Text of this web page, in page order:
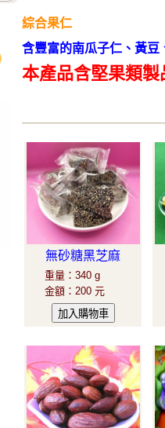
綜合果仁
含豐富的南瓜子仁、黃豆
本產品含堅果類
無砂糖黑芝麻
重量： 340 g
金額： 200 元